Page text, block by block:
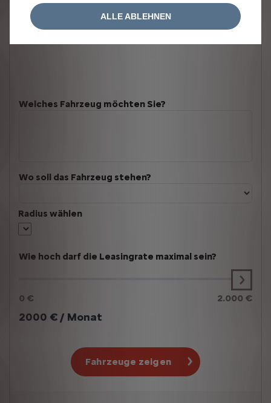
Welches Fahrzeug möchten Sie?
Wo soll das Fahrzeug stehen?
Radius wählen
Wie hoch darf die Leasingrate maximal sein?
0 € 2.000 €
2000 € / Monat
Fahrzeuge zeigen
ALLE ABLEHNEN